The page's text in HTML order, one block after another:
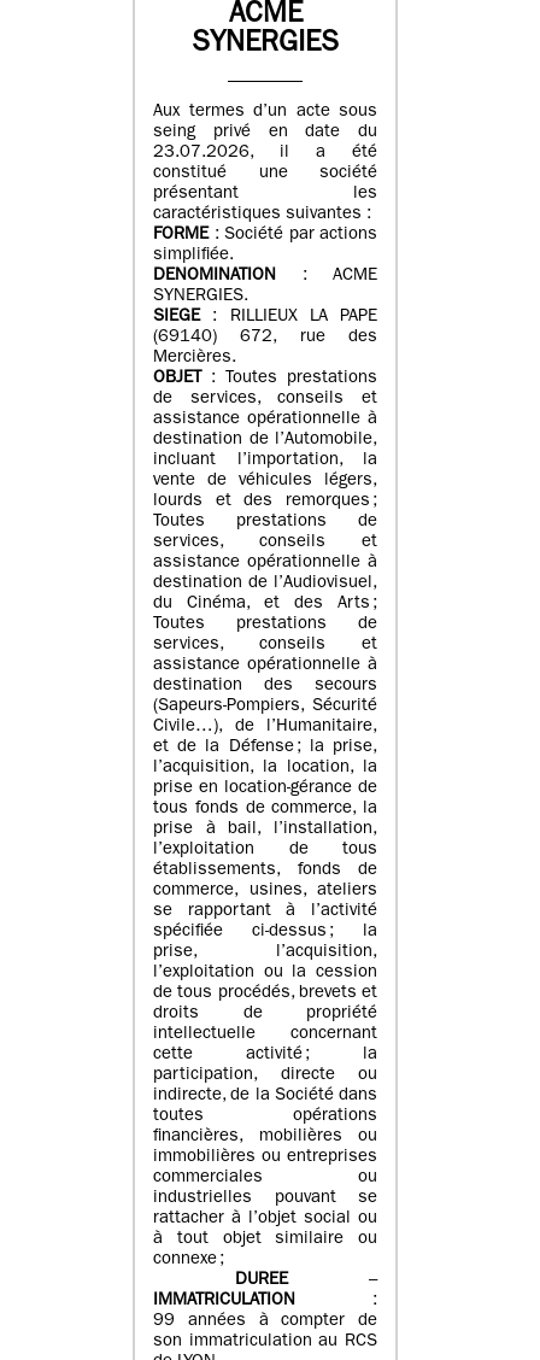
ACME
SYNERGIES
Aux termes d’un acte sous
seing privé en date du
23.07.2026, il a été
constitué une société
présentant les
caractéristiques suivantes :
FORME: Société par actions
simplifiée.
DENOMINATION : ACME
SYNERGIES.
SIEGE: RILLIEUX LA PAPE
(69140) 672, rue des
Mercières.
OBJET
: Toutes prestations
de services, conseils et
assistance opérationnelle à
destination de l’Automobile,
incluant l’importation, la
vente de véhicules légers,
lourds et des remorques ;
Toutes prestations de
services, conseils et
assistance opérationnelle à
destination de l’Audiovisuel,
du Cinéma, et des Arts ;
Toutes prestations de
services, conseils et
assistance opérationnelle à
destination des secours
(Sapeurs-Pompiers, Sécurité
Civile…), de l’Humanitaire,
et de la Défense ; la prise,
l’acquisition, la location, la
prise en location-gérance de
tous fonds de commerce, la
prise à bail, l’installation,
l’exploitation de tous
établissements, fonds de
commerce, usines, ateliers
se rapportant à l’activité
spécifiée ci-dessus ; la
prise, l’acquisition,
l’exploitation ou la cession
de tous procédés, brevets et
droits de propriété
intellectuelle concernant
cette activité ; la
participation, directe ou
indirecte, de la Société dans
toutes opérations
financières, mobilières ou
immobilières ou entreprises
commerciales ou
industrielles pouvant se
rattacher à l’objet social ou
à tout objet similaire ou
connexe ;
DUREE–
IMMATRICULATION :
99 années à compter de
son immatriculation au RCS